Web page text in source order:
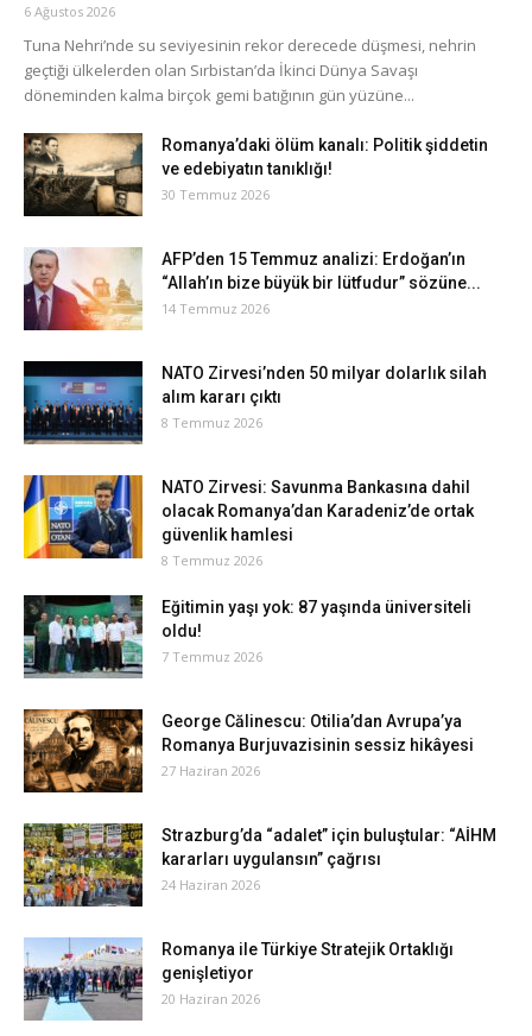
6 Ağustos 2026
Tuna Nehri’nde su seviyesinin rekor derecede düşmesi, nehrin
geçtiği ülkelerden olan Sırbistan’da İkinci Dünya Savaşı
döneminden kalma birçok gemi batığının gün yüzüne...
Romanya’daki ölüm kanalı: Politik şiddetin
ve edebiyatın tanıklığı!
30 Temmuz 2026
AFP’den 15 Temmuz analizi: Erdoğan’ın
“Allah’ın bize büyük bir lütfudur” sözüne...
14 Temmuz 2026
NATO Zirvesi’nden 50 milyar dolarlık silah
alım kararı çıktı
8 Temmuz 2026
NATO Zirvesi: Savunma Bankasına dahil
olacak Romanya’dan Karadeniz’de ortak
güvenlik hamlesi
8 Temmuz 2026
Eğitimin yaşı yok: 87 yaşında üniversiteli
oldu!
7 Temmuz 2026
George Călinescu: Otilia’dan Avrupa’ya
Romanya Burjuvazisinin sessiz hikâyesi
27 Haziran 2026
Strazburg’da “adalet” için buluştular: “AİHM
kararları uygulansın” çağrısı
24 Haziran 2026
Romanya ile Türkiye Stratejik Ortaklığı
genişletiyor
20 Haziran 2026